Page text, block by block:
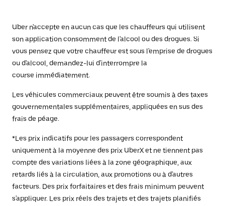
Uber n'accepte en aucun cas que les chauffeurs qui utilisent
son application consomment de l'alcool ou des drogues. Si
vous pensez que votre chauffeur est sous l'emprise de drogues
ou d'alcool, demandez-lui d'interrompre la
course immédiatement.
Les véhicules commerciaux peuvent être soumis à des taxes
gouvernementales supplémentaires, appliquées en sus des
frais de péage.
*Les prix indicatifs pour les passagers correspondent
uniquement à la moyenne des prix UberX et ne tiennent pas
compte des variations liées à la zone géographique, aux
retards liés à la circulation, aux promotions ou à d'autres
facteurs. Des prix forfaitaires et des frais minimum peuvent
s'appliquer. Les prix réels des trajets et des trajets planifiés